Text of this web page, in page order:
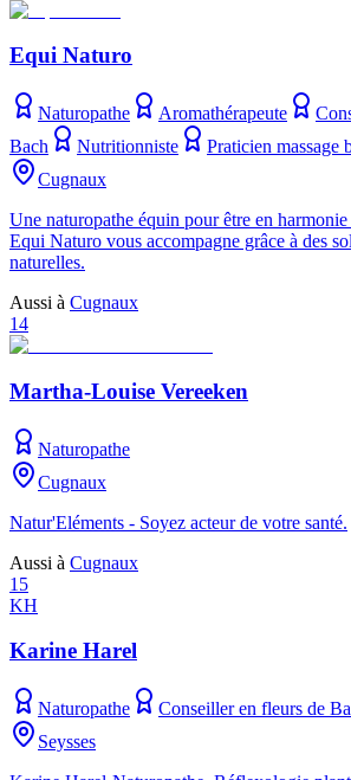
Equi Naturo
Naturopathe Aromathérapeute
Bach
Nutritionniste
Praticien massage
Cugnaux
Une naturopathe équin pour être en
Equi Naturo vous accompagne grâce à des
naturelles.
Aussi à Cugnaux
14
Martha-Louise Vereeken
Naturopathe
Cugnaux
Natur'Eléments - Soyez acteur de votre santé.
Aussi à Cugnaux
15
KH
Karine Harel
Naturopathe Conseiller en fleurs de
Seysses